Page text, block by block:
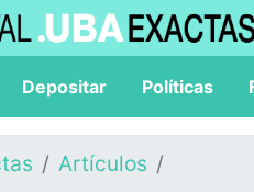
Depositar Políticas
Artículos